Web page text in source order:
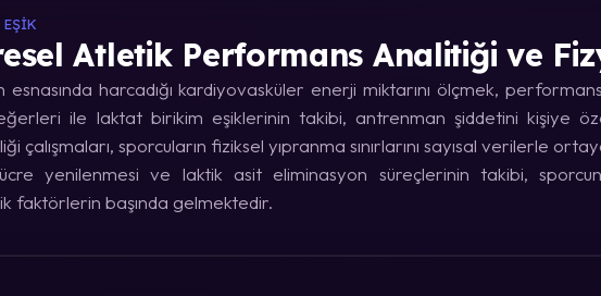
Atletik Performans Analitiği ve
harcadığı kardiyovasküler enerji miktarını ölçmek,
ile laktat birikim eşiklerinin takibi, antrenman şiddetini kişiye
çalışmaları, sporcuların fiziksel yıpranma sınırlarını sayısal verilerle
yenilenmesi ve laktik asit eliminasyon süreçlerinin takibi,
faktörlerin başında gelmektedir.